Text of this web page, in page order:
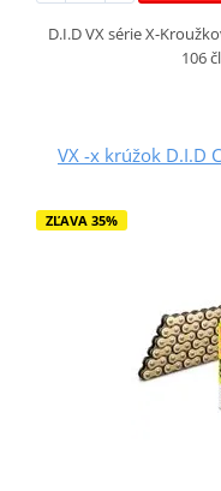
D.I.D VX série X-
106
VX -x krúžok D.I.D
ZĽAVA 35%